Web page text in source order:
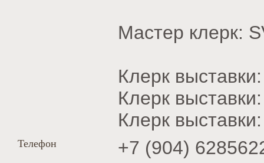
Мастер клерк:
Клерк
Клерк
Клерк
Телефон +7 (904)